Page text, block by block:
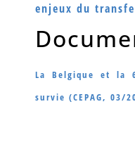
enjeux du
La Belgique et la
survie (CEPAG, 03/